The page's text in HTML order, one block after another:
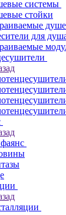
системы
стойки
для